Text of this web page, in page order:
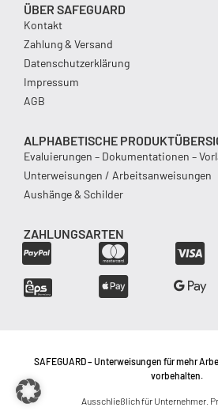
ÜBER SAFEGUARD
Kontakt
Zahlung & Versand
Datenschutzerklärung
Impressum
AGB
ALPHABETISCHE
Evaluierungen – Dokumentationen –
Unterweisungen / Arbeitsanweisungen
Aushänge & Schilder
ZAHLUNGSARTEN
SAFEGUARD – Unterweisungen für mehr
vorbehalten.
Ausschließlich für Unternehmer.